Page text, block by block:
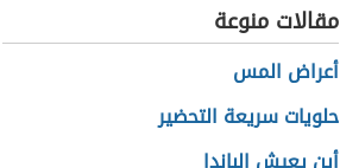
مقالات منوعة
أعراض المس
حلويات سريعة التحضير